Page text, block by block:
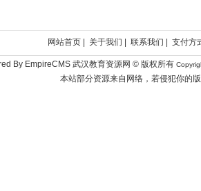
网站首页 关于我们 联系我们 支付方
By EmpireCMS 武汉教育资源网 © 版权所有
本站部分资源来自网络，若侵犯你的